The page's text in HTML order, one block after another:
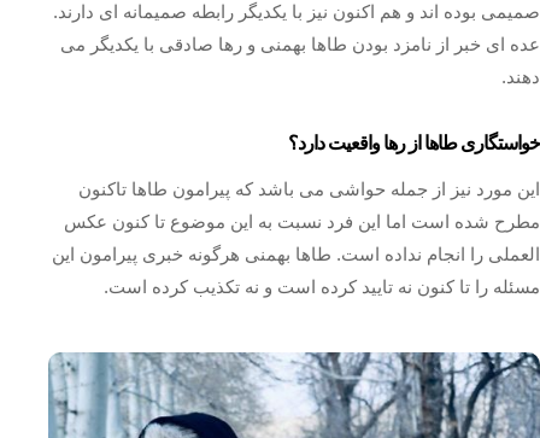
صمیمی بوده اند و هم اکنون نیز با یکدیگر رابطه صمیمانه ای دارند.
عده ای خبر از نامزد بودن طاها بهمنی و رها صادقی با یکدیگر می
دهند.
خواستگاری طاها از رها واقعیت دارد؟
این مورد نیز از جمله حواشی می باشد که پیرامون طاها تاکنون
مطرح شده است اما این فرد نسبت به این موضوع تا کنون عکس
العملی را انجام نداده است. طاها بهمنی هرگونه خبری پیرامون این
مسئله را تا کنون نه تایید کرده است و نه تکذیب کرده است.